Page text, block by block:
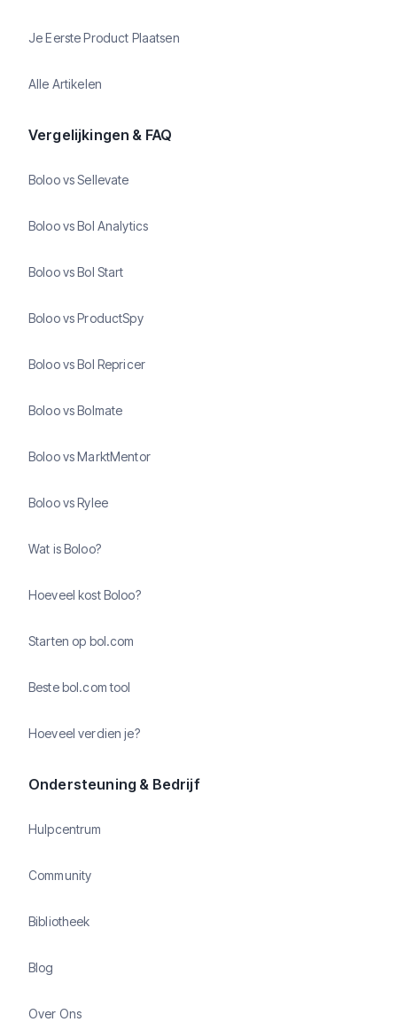
Je Eerste Product Plaatsen
Alle Artikelen
Vergelijkingen & FAQ
Boloo vs Sellevate
Boloo vs Bol Analytics
Boloo vs Bol Start
Boloo vs ProductSpy
Boloo vs Bol Repricer
Boloo vs Bolmate
Boloo vs MarktMentor
Boloo vs Rylee
Wat is Boloo?
Hoeveel kost Boloo?
Starten op bol.com
Beste bol.com tool
Hoeveel verdien je?
Ondersteuning & Bedrijf
Hulpcentrum
Community
Bibliotheek
Blog
Over Ons